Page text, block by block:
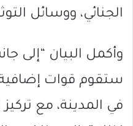
الجنائي، ووسائل
وأكمل البيان “إلى
ستقوم قوات إضافية
في المدينة، مع